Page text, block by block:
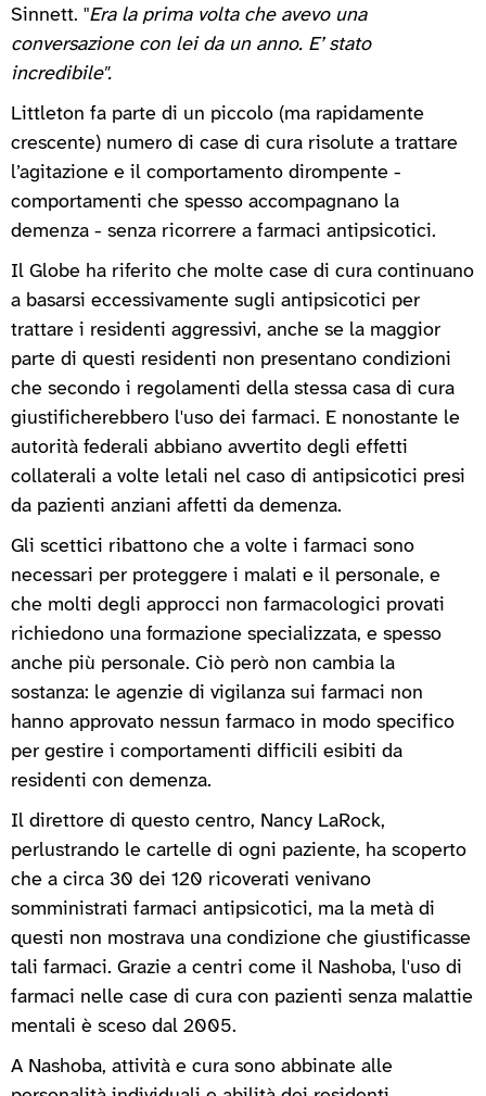
Sinnett. "Era la prima volta che avevo una
conversazione con lei da un anno. E’ stato
incredibile".
Littleton fa parte di un piccolo (ma rapidamente
crescente) numero di case di cura risolute a trattare
l’agitazione e il comportamento dirompente -
comportamenti che spesso accompagnano la
demenza - senza ricorrere a farmaci antipsicotici.
Il Globe ha riferito che molte case di cura continuano
a basarsi eccessivamente sugli antipsicotici per
trattare i residenti aggressivi, anche se la maggior
parte di questi residenti non presentano condizioni
che secondo i regolamenti della stessa casa di cura
giustificherebbero l'uso dei farmaci. E nonostante le
autorità federali abbiano avvertito degli effetti
collaterali a volte letali nel caso di antipsicotici presi
da pazienti anziani affetti da demenza.
Gli scettici ribattono che a volte i farmaci sono
necessari per proteggere i malati e il personale, e
che molti degli approcci non farmacologici provati
richiedono una formazione specializzata, e spesso
anche più personale. Ciò però non cambia la
sostanza: le agenzie di vigilanza sui farmaci non
hanno approvato nessun farmaco in modo specifico
per gestire i comportamenti difficili esibiti da
residenti con demenza.
Il direttore di questo centro, Nancy LaRock,
perlustrando le cartelle di ogni paziente, ha scoperto
che a circa 30 dei 120 ricoverati venivano
somministrati farmaci antipsicotici, ma la metà di
questi non mostrava una condizione che giustificasse
tali farmaci. Grazie a centri come il Nashoba, l'uso di
farmaci nelle case di cura con pazienti senza malattie
mentali è sceso dal 2005.
A Nashoba, attività e cura sono abbinate alle